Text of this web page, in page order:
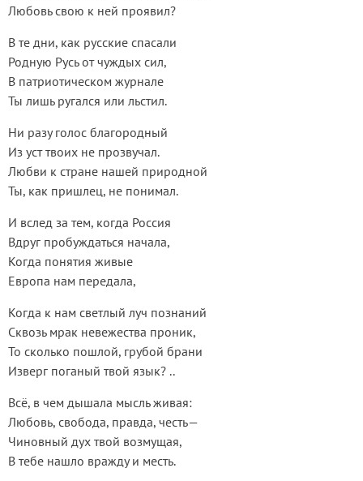
Любовь свою к ней проявил?
В те дни, как русские спасали
Родную Русь от чуждых сил,
В патриотическом журнале
Ты лишь ругался или льстил.
Ни разу голос благородный
Из уст твоих не прозвучал.
Любви к стране нашей природной
Ты, как пришлец, не понимал.
И вслед за тем, когда Россия
Вдруг пробуждаться начала,
Когда понятия живые
Европа нам передала,
Когда к нам светлый луч познаний
Сквозь мрак невежества проник,
То сколько пошлой, грубой брани
Изверг поганый твой язык? ..
Всё, в чем дышала мысль живая:
Любовь, свобода, правда, честь—
Чиновный дух твой возмущая,
В тебе нашло вражду и месть.